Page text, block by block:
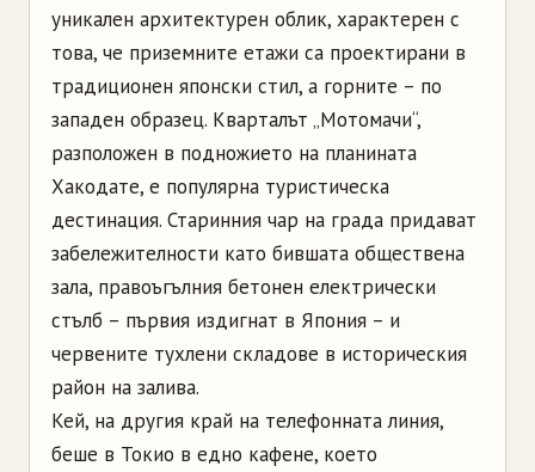
уникален архитектурен облик, характерен с
това, че приземните етажи са проектирани в
традиционен японски стил, а горните – по
западен образец. Кварталът „Мотомачи“,
разположен в подножието на планината
Хакодате, е популярна туристическа
дестинация. Старинния чар на града придават
забележителности като бившата обществена
зала, правоъгълния бетонен електрически
стълб – първия издигнат в Япония – и
червените тухлени складове в историческия
район на залива.
Кей, на другия край на телефонната линия,
беше в Токио в едно кафене, което